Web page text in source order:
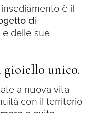
è il
di
e delle sue
gioiello unico.
a nuova vita
con il territorio